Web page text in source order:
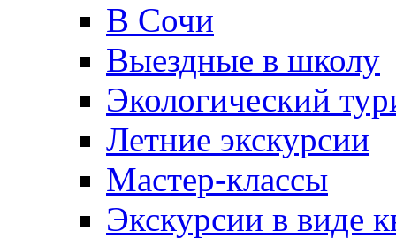
В Сочи
Выездные в школу
Экологический
Летние экскурсии
Мастер-классы
Экскурсии в виде